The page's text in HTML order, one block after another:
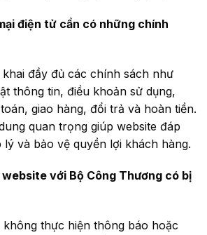
điện tử cần có những chính
đầy đủ các chính sách như
thông tin, điều khoản sử dụng,
giao hàng, đổi trả và hoàn tiền.
quan trọng giúp website đáp
và bảo vệ quyền lợi khách hàng.
với Bộ Công Thương có bị
không thực hiện thông báo hoặc